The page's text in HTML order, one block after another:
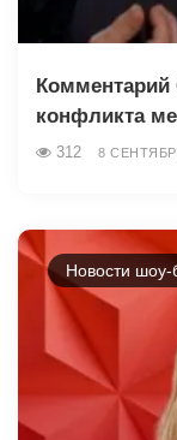
конфликта
312 8
Новости шоу-